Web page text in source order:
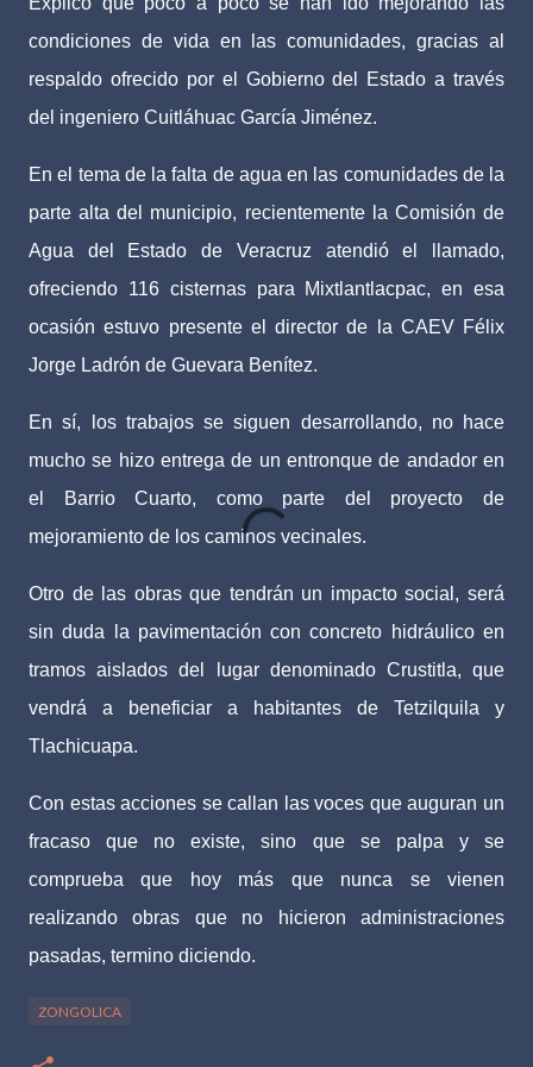
condiciones de vida en las comunidades, gracias al
respaldo ofrecido por el Gobierno del Estado a través
del ingeniero Cuitláhuac García Jiménez.
En el tema de la falta de agua en las comunidades de la
parte alta del municipio, recientemente la Comisión de
Agua del Estado de Veracruz atendió el llamado,
ofreciendo 116 cisternas para Mixtlantlacpac, en esa
ocasión estuvo presente el director de la CAEV Félix
Jorge Ladrón de Guevara Benítez.
En sí, los trabajos se siguen desarrollando, no hace
mucho se hizo entrega de un entronque de andador en
el Barrio Cuarto, como parte del proyecto de
mejoramiento de los caminos vecinales.
Otro de las obras que tendrán un impacto social, será
sin duda la pavimentación con concreto hidráulico en
tramos aislados del lugar denominado Crustitla, que
vendrá a beneficiar a habitantes de Tetzilquila y
Tlachicuapa.
Con estas acciones se callan las voces que auguran un
fracaso que no existe, sino que se palpa y se
comprueba que hoy más que nunca se vienen
realizando obras que no hicieron administraciones
pasadas, termino diciendo.
ZONGOLICA